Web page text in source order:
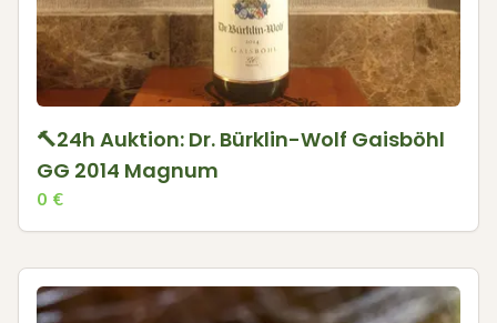
🔨24h Auktion: Dr. Bürklin-Wolf Gaisböhl
GG 2014 Magnum
0 €